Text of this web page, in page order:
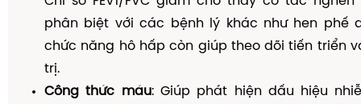
phân biệt với các bệnh lý khác như hen phế
chức năng hô hấp còn giúp theo dõi tiến triển
trị.
Công thức máu: Giúp phát hiện dấu hiệu